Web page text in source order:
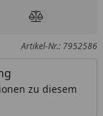
Produkt
Artikel-Nr.: 7952586
zu diesem